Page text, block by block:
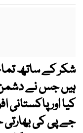
شکر کے ساتھ
ہیں جس نے دشمن
کیا اور پاکستانی
جے پی کی